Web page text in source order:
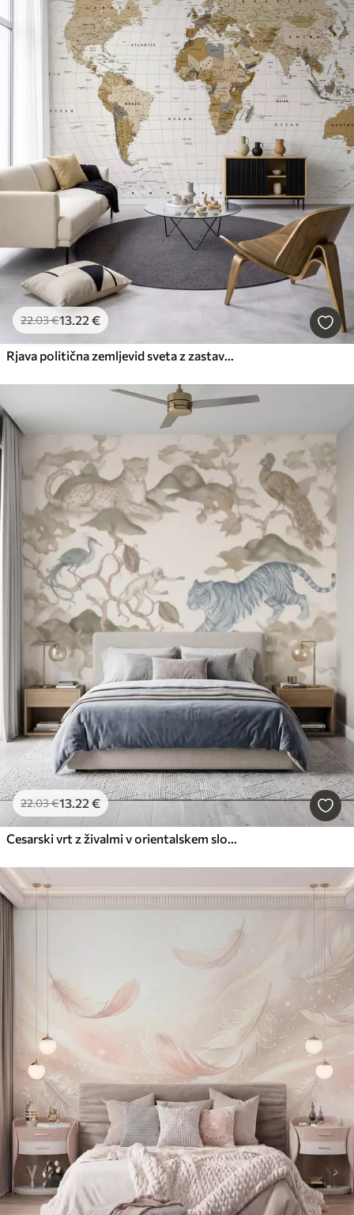
22.03€13 .22 €
22.03€13 .22 €